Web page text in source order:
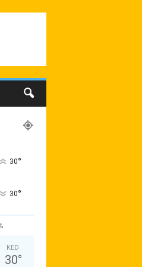
30°
30°
KED
30°